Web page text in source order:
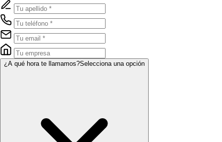
¿A qué hora te llamamos?Selecciona una opción